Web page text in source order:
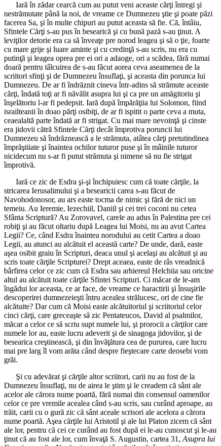
Iară în zădar cearcă cum au putut veni aceaste cărţi întregi şi
nestrămutate până la noi, de vreame ce Dumnezeu ştie şi poate păzi
facerea Sa, şi în multe chipuri au putut aceasta să fie. Că, întâiu,
Sfintele Cărţi s-au pus în besearică şi cu bună pază s-au ţinut. A
leviţilor detorie era ca să înveaţe pre norod leagea şi să o ţie, foarte
cu mare grije şi luare aminte şi cu credinţă s-au scris, nu era cu
putinţă şi leagea oprea pre ei ori a adaoge, ori a scădea, fără numai
doară pentru tâlcuirea de s-au făcut aorea ceva aseamenea de la
scriitori sfinţi şi de Dumnezeu însuflaţi, şi aceasta din porunca lui
Dumnezeu. De ar fi îndrăznit cineva într-adins să strămute aceaste
cărţi, îndată toţi ar fi năvălit asupra lui şi ca pre un amăgitoriu şi
înşelătoriu l-ar fi pedepsit. Iară după împărăţiia lui Solomon, fiind
israilteanii în doao părţi osibiţi, de ar fi ispitit o parte ceva a muta,
ceaealaltă parte îndată ar fi strigat. Cu mai mare nevoinţă şi cinste
era jidovii cătră Sfintele Cărţi decât împrotiva poruncii lui
Dumnezeu să îndrăznească a le strămuta, atâtea cărţi pretutindinea
împrăştiiate şi înaintea ochilor tuturor puse şi în mâinile tuturor
nicidecum nu s-ar fi putut strămuta şi nimene să nu fie strigat
împrotivă.
Iară ce zic de Esdra şi-şi închipuiesc cum că toate cărţile, la
stricarea Ierusalimului şi a besearicii carea s-au făcut de
Navohodonosor, au ars easte tocma de nimic şi fără de nici un
temeiu. Au Ieremie, Iezechiil, Daniil şi cei trei coconi nu cetea
Sfânta Scriptură? Au Zorovavel, carele au adus în Palestina pre cei
robiţi şi au făcut oltariu după Leagea lui Moisi, nu au avut Cartea
Legii? Ce, când Esdra înaintea norodului au cetit Cartea a doao
Legii, au atunci au alcătuit el această carte? De unde, dară, easte
aşea osibit graiu în Scripturi, deaca unul şi acelaşi au alcătuit şi au
scris toate cărţile Scripturei? Drept aceaea, easte de râs vreadnică
bârfirea celor ce zic cum că Esdra sau arhiereul Helchiia sau oricine
altul au alcătuit toate cărţile Sfintei Scripturi. Ci măcar de le-am
îngădui lor aceasta, ce ar face, de vreame ce haractirii şi însuşirile
descoperirei dumnezeieşti întru acealea strălucesc, ori de cine fie
alcătuite? Dar cum că Moisi easte alcătuitoriul şi scriitoriul celor
cinci cărţi, care greceaşte să zic Pentateucos, David al psalmilor,
măcar a celor ce să scriu supt numele lui, şi prorocii a cărţilor care
numele lor au, easte lucru adeverit şi de sinagoga jidovilor, şi de
besearica creştinească, şi din învăţătura cea de pururea, care lucru
mai pre larg îl vom arăta când despre fieştecare carte deosebi vom
grăi.
Şi cu adevărat şi cărţile altor scriitori, carii nu au fost de la
Dumnezeu însuflaţi, nu de airea le ştim şi le creadem că sânt ale
acelor ale cărora nume poartă, fără numai din consensul oamenilor
celor ce pre vremile acealea când s-au scris, sau curând aproape, au
trăit, carii cu o gură zic că sânt aceale scrisori ale acelora a cărora
nume poartă. Aşea cărţile lui Aristotil şi ale lui Platon zicem că sânt
ale lor, pentru că cei ce curând au fost după ei le-au cunoscut şi le-au
ţinut că au fost ale lor, cum învaţă S. Augustin, cartea 31, Asupra lui